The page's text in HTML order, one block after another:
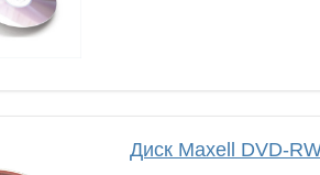
Диск Maxell DVD-